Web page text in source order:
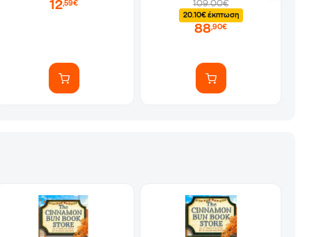
12,59€
109.00€
20.10€ έκπτωση
88,90€